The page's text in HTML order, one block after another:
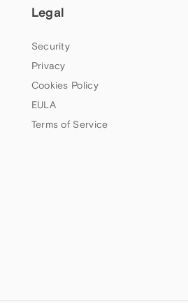
Legal
Security
Privacy
Cookies Policy
EULA
Terms of Service